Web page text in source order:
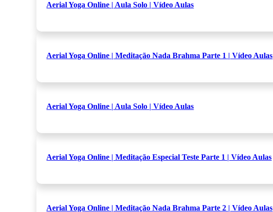
Aerial Yoga Online | Aula Solo | Vídeo Aulas
Aerial Yoga Online | Meditação Nada Brahma Parte 1 | Vídeo Aulas
Aerial Yoga Online | Aula Solo | Vídeo Aulas
Aerial Yoga Online | Meditação Especial Teste Parte 1 | Vídeo Aulas
Aerial Yoga Online | Meditação Nada Brahma Parte 2 | Vídeo Aulas